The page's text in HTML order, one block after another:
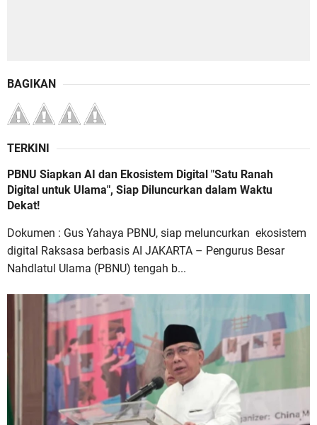
BAGIKAN
TERKINI
PBNU Siapkan AI dan Ekosistem Digital "Satu Ranah
Digital untuk Ulama", Siap Diluncurkan dalam Waktu
Dekat!
Dokumen : Gus Yahaya PBNU, siap meluncurkan ekosistem
digital Raksasa berbasis AI JAKARTA – Pengurus Besar
Nahdlatul Ulama (PBNU) tengah b...